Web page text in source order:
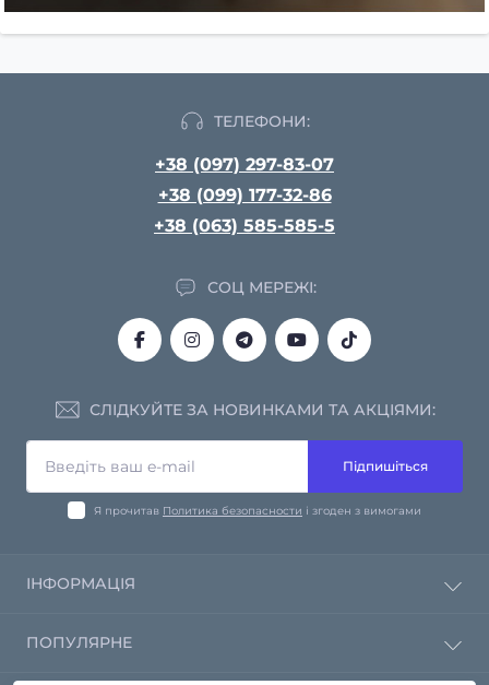
ТЕЛЕФОНИ:
+38 (097) 297-83-07
+38 (099) 177-32-86
+38 (063) 585-585-5
СОЦ МЕРЕЖІ:
СЛІДКУЙТЕ ЗА НОВИНКАМИ ТА АКЦІЯМИ:
Підпишіться
Я прочитав Политика безопасности і згоден з вимогами
ІНФОРМАЦІЯ
Зворотній зв'язок
Повернення товару
ПОПУЛЯРНЕ